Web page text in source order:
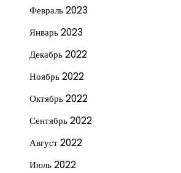
Февраль 2023
Январь 2023
Декабрь 2022
Ноябрь 2022
Октябрь 2022
Сентябрь 2022
Август 2022
Июль 2022